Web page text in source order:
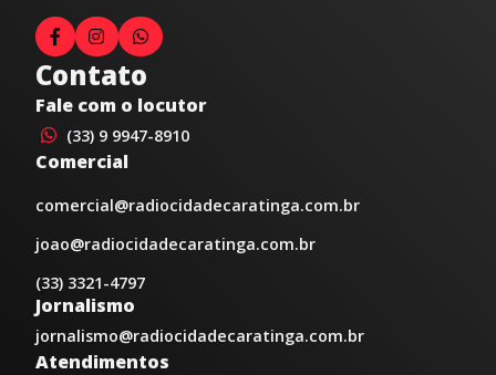
Contato
Fale com o locutor
(33) 9 9947-8910
Comercial
comercial@radiocidadecaratinga.com.br
joao@radiocidadecaratinga.com.br
(33) 3321-4797
Jornalismo
jornalismo@radiocidadecaratinga.com.br
Atendimentos